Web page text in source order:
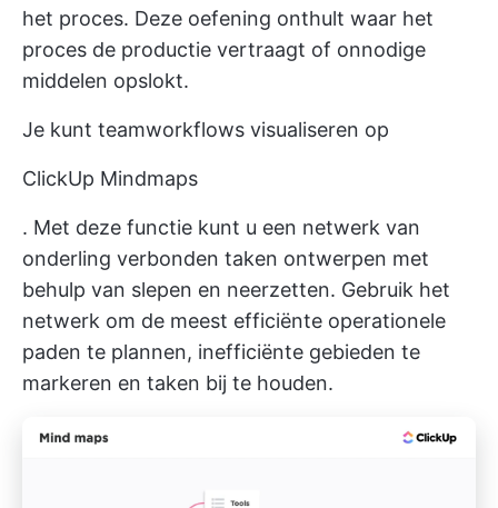
het proces. Deze oefening onthult waar het
proces de productie vertraagt of onnodige
middelen opslokt.
Je kunt teamworkflows visualiseren op
ClickUp Mindmaps
. Met deze functie kunt u een netwerk van
onderling verbonden taken ontwerpen met
behulp van slepen en neerzetten. Gebruik het
netwerk om de meest efficiënte operationele
paden te plannen, inefficiënte gebieden te
markeren en taken bij te houden.